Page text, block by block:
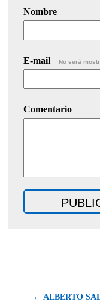
Nombre
E-mail No será
Comentario
← ALBERTO